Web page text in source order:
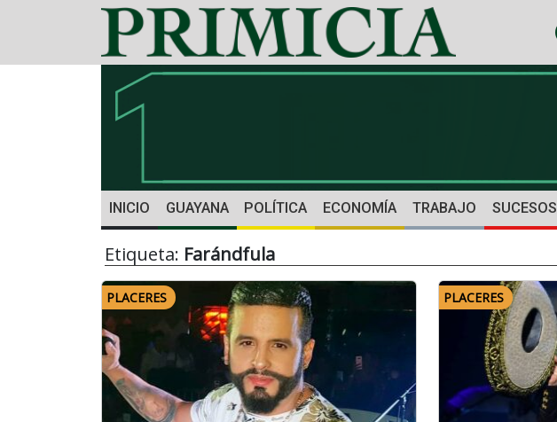
INICIO GUAYANA POLÍTICA ECONOMÍA TRABAJO SUCESOS
Etiqueta: Farándfula
PLACERES PLACERES